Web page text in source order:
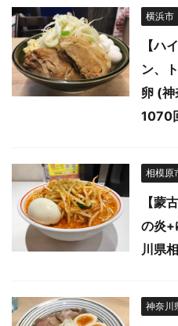
横浜市
【ハ
ン、
卵 (
1070
相模原
【蒙
の炎+
川県
神奈川